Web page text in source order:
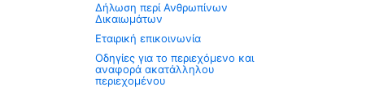
Δήλωση περί Ανθρωπίνων
Δικαιωμάτων
Εταιρική επικοινωνία
Οδηγίες για το περιεχόμενο και
αναφορά ακατάλληλου
περιεχομένου